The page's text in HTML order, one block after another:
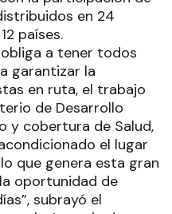
en 24
países.
a tener todos
garantizar la
en ruta, el trabajo
de Desarrollo
y cobertura de Salud,
el lugar
que genera esta gran
oportunidad de
subrayó el